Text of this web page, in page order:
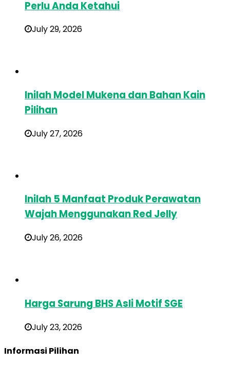
Perlu Anda Ketahui
July 29, 2026
Inilah Model Mukena dan Bahan Kain
Pilihan
July 27, 2026
Inilah 5 Manfaat Produk Perawatan
Wajah Menggunakan Red Jelly
July 26, 2026
Harga Sarung BHS Asli Motif SGE
July 23, 2026
Informasi Pilihan